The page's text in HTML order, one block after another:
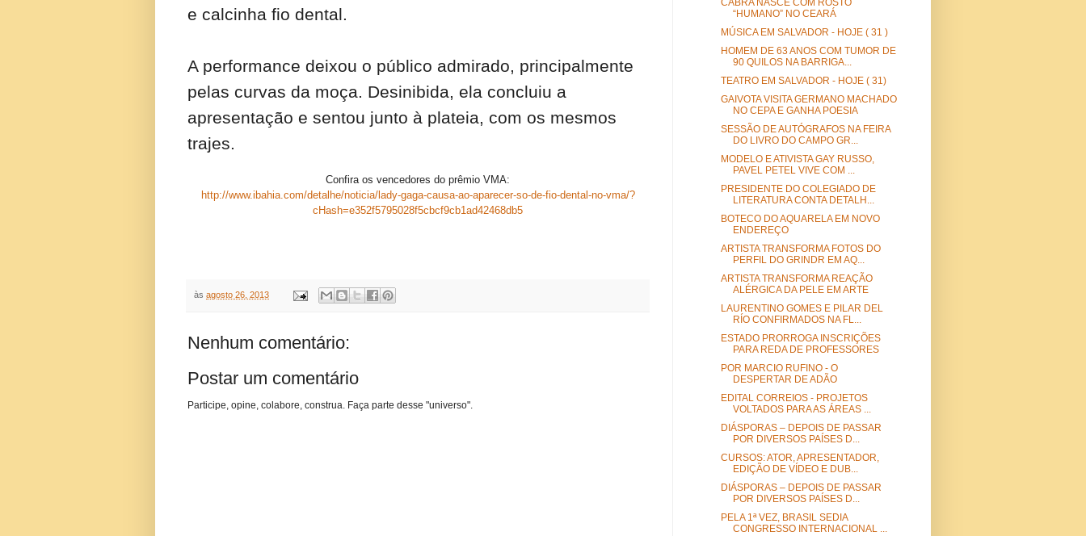
e calcinha fio dental.
A performance deixou o público admirado, principalmente
pelas curvas da moça. Desinibida, ela concluiu a
apresentação e sentou junto à plateia, com os mesmos
trajes.
Confira os vencedores do prêmio VMA:
http://www.ibahia.com/detalhe/noticia/lady-gaga-causa-ao-aparecer-so-de-fio-dental-no-vma/?
cHash=e352f5795028f5cbcf9cb1ad42468db5
às agosto 26, 2013
Nenhum comentário:
Postar um comentário
Participe, opine, colabore, construa. Faça parte desse "universo".
CABRA NASCE COM ROSTO
“HUMANO” NO CEARÁ
MÚSICA EM SALVADOR - HOJE ( 31 )
HOMEM DE 63 ANOS COM TUMOR DE
90 QUILOS NA BARRIGA...
TEATRO EM SALVADOR - HOJE ( 31)
GAIVOTA VISITA GERMANO MACHADO
NO CEPA E GANHA POESIA
SESSÃO DE AUTÓGRAFOS NA FEIRA
DO LIVRO DO CAMPO GR...
MODELO E ATIVISTA GAY RUSSO,
PAVEL PETEL VIVE COM ...
PRESIDENTE DO COLEGIADO DE
LITERATURA CONTA DETALH...
BOTECO DO AQUARELA EM NOVO
ENDEREÇO
ARTISTA TRANSFORMA FOTOS DO
PERFIL DO GRINDR EM AQ...
ARTISTA TRANSFORMA REAÇÃO
ALÉRGICA DA PELE EM ARTE
LAURENTINO GOMES E PILAR DEL
RÍO CONFIRMADOS NA FL...
ESTADO PRORROGA INSCRIÇÕES
PARA REDA DE PROFESSORES
POR MARCIO RUFINO - O
DESPERTAR DE ADÃO
EDITAL CORREIOS - PROJETOS
VOLTADOS PARA AS ÁREAS ...
DIÁSPORAS – DEPOIS DE PASSAR
POR DIVERSOS PAÍSES D...
CURSOS: ATOR, APRESENTAD​OR,
EDIÇÃO DE VÍDEO E DUB...
DIÁSPORAS – DEPOIS DE PASSAR
POR DIVERSOS PAÍSES D...
PELA 1ª VEZ, BRASIL SEDIA
CONGRESSO INTERNACIONAL ...